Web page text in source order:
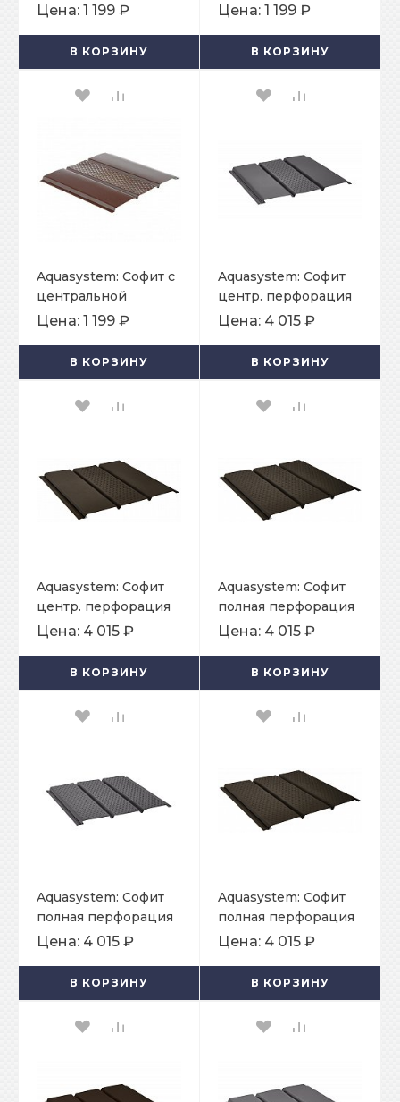
перфорацией Pe
Цена: 1 199 ₽
В КОРЗИНУ
перфорацией Pe
Цена: 1 199 ₽
В КОРЗИНУ
Aquasystem: Софит с
центральной
перфорацией Pe
Цена: 1 199 ₽
В КОРЗИНУ
Aquasystem: Софит
центр. перфорация
Pural Matt 0,5 мм RR
Цена: 4 015 ₽
В КОРЗИНУ
Aquasystem: Софит
центр. перфорация
Pural Matt 0,5 мм RR
Цена: 4 015 ₽
В КОРЗИНУ
Aquasystem: Софит
полная перфорация
Pural Matt 0,5 мм RR
Цена: 4 015 ₽
В КОРЗИНУ
Aquasystem: Софит
полная перфорация
Pural Matt 0,5 мм RR
Цена: 4 015 ₽
В КОРЗИНУ
Aquasystem: Софит
полная перфорация
Pural 0,5мм
Цена: 4 015 ₽
В КОРЗИНУ